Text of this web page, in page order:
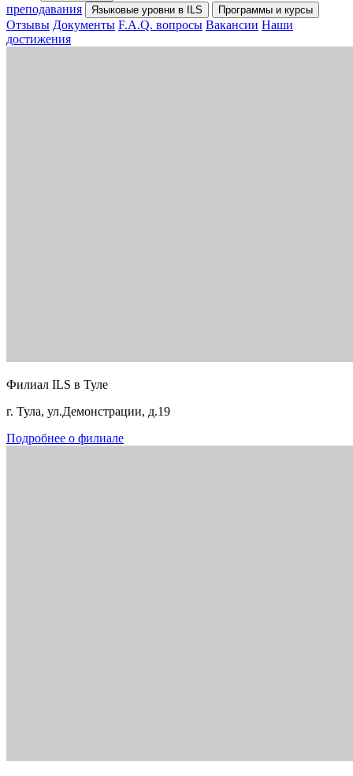
преподавания
Языковые уровни в ILS Программы и курсы
Отзывы Документы F.A.Q. вопросы Вакансии Наши
достижения
Филиал ILS в Туле
г. Тула, ул.Демонстрации, д.19
Подробнее о филиале